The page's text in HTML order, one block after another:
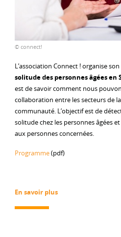
© connect!
L’association Connect ! organise son
solitude des personnes âgées en
est de savoir comment nous
collaboration entre les secteurs de
communauté. L’objectif est de
solitude chez les personnes âgées
aux personnes concernées.
Programme(pdf)
En savoir plus